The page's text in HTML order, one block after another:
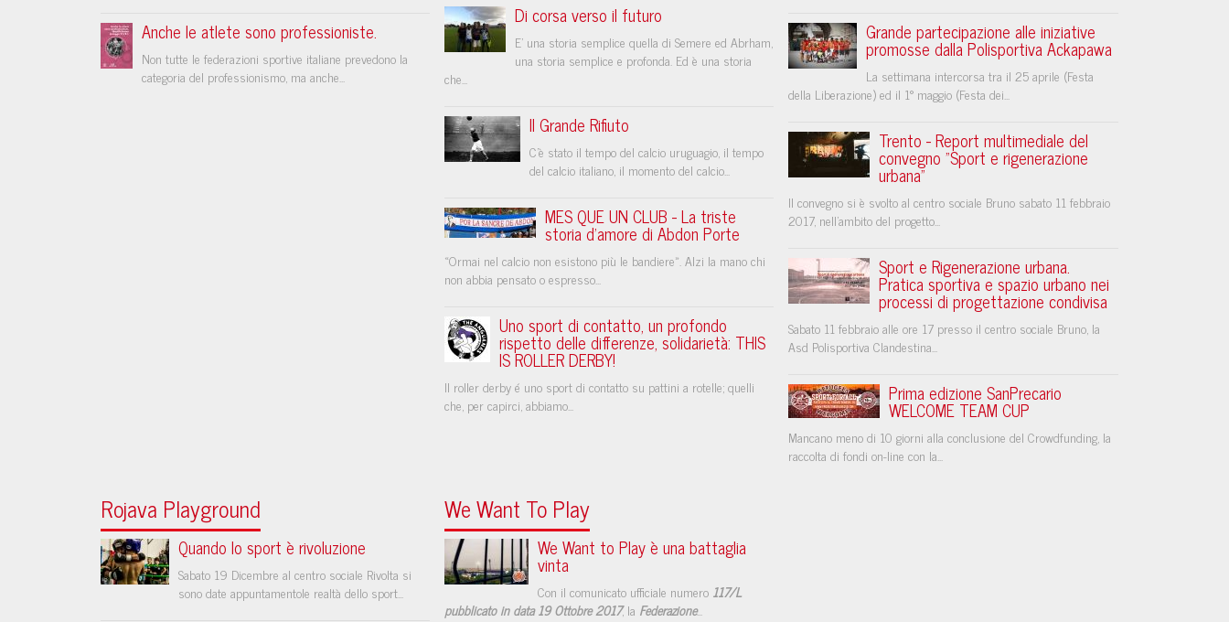
Anche le atlete sono professioniste.
Non tutte le federazioni sportive italiane prevedono la
categoria del professionismo, ma anche...
Di corsa verso il futuro
E’ una storia semplice quella di Semere ed Abrham,
una storia semplice e profonda. Ed è una storia
che...
Il Grande Rifiuto
C’è stato il tempo del calcio uruguagio, il tempo
del calcio italiano, il momento del calcio...
MES QUE UN CLUB - La triste
storia d'amore di Abdon Porte
«Ormai nel calcio non esistono più le bandiere». Alzi la mano chi
non abbia pensato o espresso...
Uno sport di contatto, un profondo
rispetto delle differenze, solidarietà: THIS
IS ROLLER DERBY!
Il roller derby é uno sport di contatto su pattini a rotelle; quelli
che, per capirci, abbiamo...
Grande partecipazione alle iniziative
promosse dalla Polisportiva Ackapawa
La settimana intercorsa tra il 25 aprile (Festa
della Liberazione) ed il 1° maggio (Festa dei...
Trento - Report multimediale del
convegno "Sport e rigenerazione
urbana"
Il convegno si è svolto al centro sociale Bruno sabato 11 febbraio
2017, nell'ambito del progetto...
Sport e Rigenerazione urbana.
Pratica sportiva e spazio urbano nei
processi di progettazione condivisa
Sabato 11 febbraio alle ore 17 presso il centro sociale Bruno, la
Asd Polisportiva Clandestina...
Prima edizione SanPrecario
WELCOME TEAM CUP
Mancano meno di 10 giorni alla conclusione del Crowdfunding, la
raccolta di fondi on-line con la...
Rojava Playground
Quando lo sport è rivoluzione
Sabato 19 Dicembre al centro sociale Rivolta si
sono date appuntamentole realtà dello sport...
We Want To Play
We Want to Play è una battaglia
vinta
Con il comunicato ufficiale numero 117/L
pubblicato in data 19 Ottobre 2017, la Federazione...